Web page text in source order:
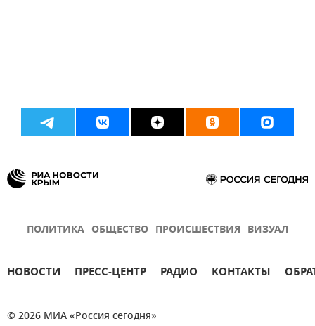
ПОЛИТИКА ОБЩЕСТВО ПРОИСШЕСТВИЯ ВИЗУАЛ
НОВОСТИ ПРЕСС-ЦЕНТР РАДИО КОНТАКТЫ
© 2026 МИА «Россия сегодня»